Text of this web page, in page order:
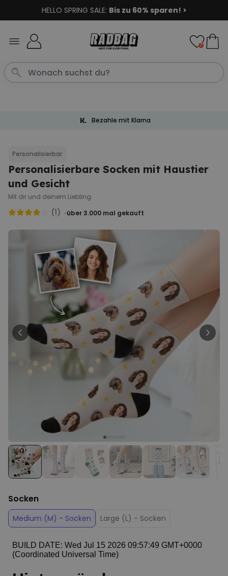
HELLO SPRING SALE: Bis zu 60% sparen! >
0
Bezahle mit Klarna
Personalisierbar
Personalisierbare Socken mit Haustier
und Gesicht
Mit dir und deinem Liebling.
(1) über 3.000 mal gekauft
Socken
Medium (M) - Socken Large (L) - Socken